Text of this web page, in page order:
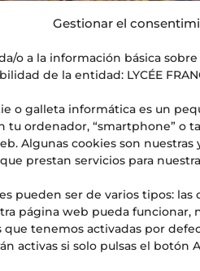
Gestionar el
o a la información básica
de la entidad: LYCÉE
o galleta informática es un
tu ordenador, “smartphone” o
Algunas cookies son
prestan servicios para
pueden ser de varios tipos:
página web pueda funcionar,
que tenemos activadas por
activas si solo pulsas el botón